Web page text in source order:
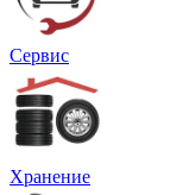
Сервис
Хранение